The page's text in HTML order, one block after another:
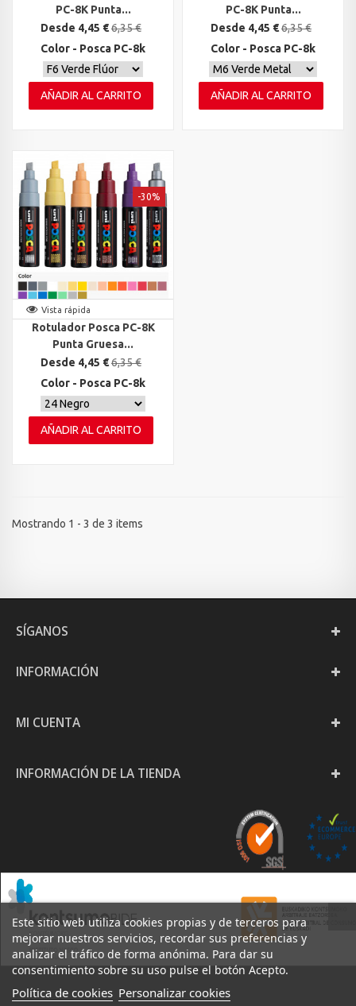
PC-8K Punta...
Desde 4,45 €6,35 €
Color - Posca PC-8k
AÑADIR AL CARRITO
PC-8K Punta...
Desde 4,45 €6,35 €
Color - Posca PC-8k
AÑADIR AL CARRITO
Vista rápida
Rotulador Posca PC-8K
Punta Gruesa...
Desde 4,45 €6,35 €
-30%
Color - Posca PC-8k
AÑADIR AL CARRITO
Mostrando 1 - 3 de 3 items
Este sitio web utiliza cookies propias y de terceros para
mejorar nuestros servicios, recordar sus preferencias y
analizar el tráfico de forma anónima. Para dar su
consentimiento sobre su uso pulse el botón Acepto.
Política de cookies Personalizar cookies
SÍGANOS
INFORMACIÓN
MI CUENTA
INFORMACIÓN DE LA TIENDA